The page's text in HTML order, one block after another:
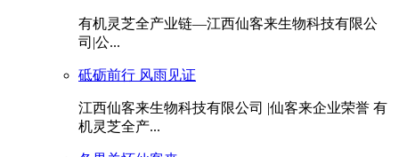
有机灵芝全产业链—江西仙客来生物科技有限公
司|公...
砥砺前行 风雨见证
江西仙客来生物科技有限公司 |仙客来企业荣誉 有
机灵芝全产...